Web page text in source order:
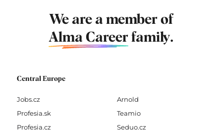
We are a member of
Alma Career family.
Central Europe
Jobs.cz
Profesia.sk
Profesia.cz
Arnold
Teamio
Seduo.cz